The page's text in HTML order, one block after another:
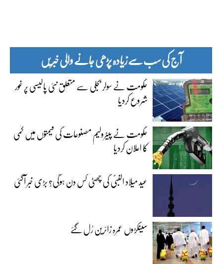
آج کی سب سے زیادہ پڑھی جانے والی خبریں
حکومت نے سولر بجلی سے متعلق نئی پالیسی پر غور
شروع کردیا
حکومت نے پیٹرولیم مصنوعات کی قیمتوں میں کمی
کا اعلان کردیا
عید میلاد النبیؐ کی چھٹی کس دن ہوگی؟ بڑی خبر آگئی
سینکڑوں عمرہ زائرین رُل گئے